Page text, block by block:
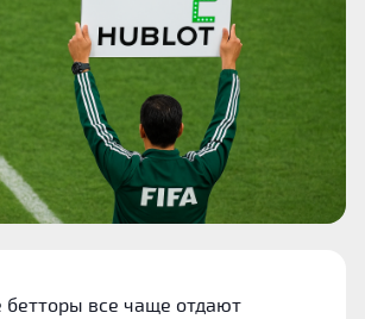
бетторы все чаще отдают